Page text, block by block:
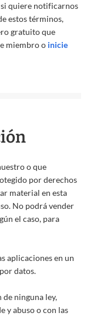
quiere notificarnos
estos términos,
gratuito que
miembro o inicie
o que
por derechos
material en esta
No podrá vender
el caso, para
aplicaciones en un
datos.
ninguna ley,
y abuso o con las